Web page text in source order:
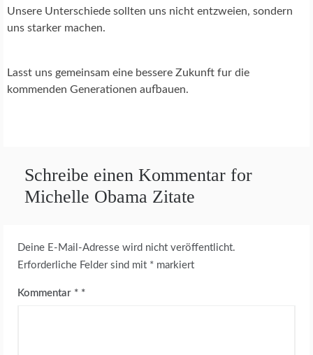
Unsere Unterschiede sollten uns nicht entzweien, sondern
uns starker machen.
Lasst uns gemeinsam eine bessere Zukunft fur die
kommenden Generationen aufbauen.
Schreibe einen Kommentar for
Michelle Obama Zitate
Deine E-Mail-Adresse wird nicht veröffentlicht.
Erforderliche Felder sind mit * markiert
Kommentar *